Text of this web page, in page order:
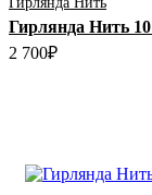
Гирлянда Нить
2 700₽